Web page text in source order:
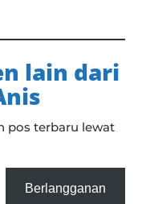
lain dari
pos terbaru lewat
Berlangganan